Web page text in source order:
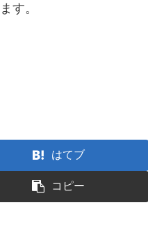
す。
はてブ
コピー